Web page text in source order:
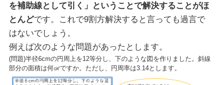
を補助線として引く」ということで解決することがほ
とんどです。これで9割方解決すると言っても過言で
はないでしょう。
例えば次のような問題があったとします。
(問題)半径6cmの円周上を12等分し、下のような図を作りました。斜線
部分の面積は何㎠ですか。ただし、円周率は3.14とします。